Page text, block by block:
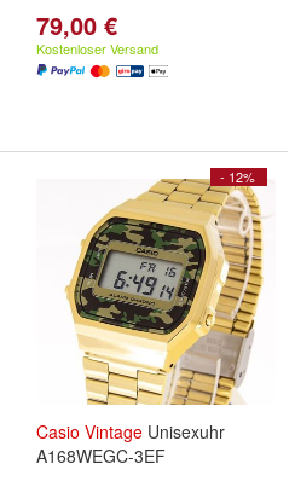
79,00 €
Kostenloser Versand
- 12%
Casio Vintage Unisexuhr
A168WEGC-3EF